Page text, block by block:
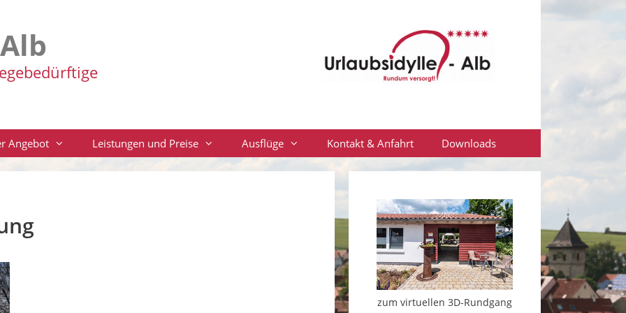
Angebot Leistungen und Preise Ausflüge Kontakt & Anfahrt Downloads
zum virtuellen 3D-Rundgang